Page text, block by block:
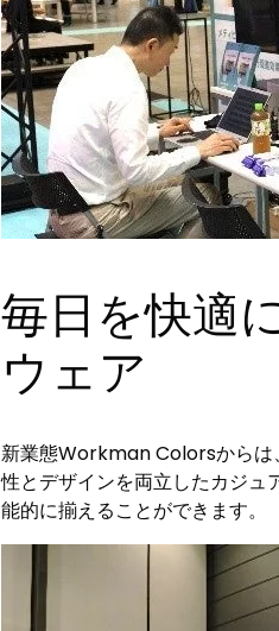
毎日を快適
ウェア
新業態Workman Colorsからは
性とデザインを両立したカジュ
能的に揃えることができます。